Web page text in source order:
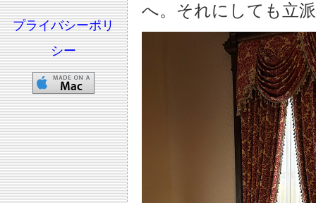
プライバシーポリ
シー
へ。それにしても立